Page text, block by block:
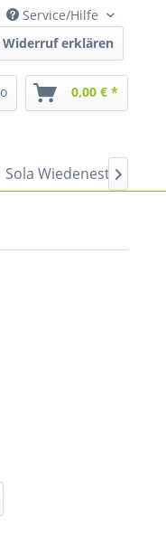
Service/Hilfe
Widerruf erklären
0,00 € *
Sola Wiedenest 